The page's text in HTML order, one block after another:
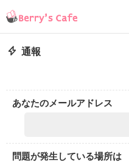
通報
あなたのメールアドレス
問題が発生している場所は